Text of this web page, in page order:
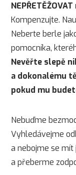
Kompenzujte.
Neberte berle
pomocníka,
Nevěřte slepě
a dokonalému
pokud mu
Nebuďme
Vyhledávejme
a nebojme se mít
a přeberme